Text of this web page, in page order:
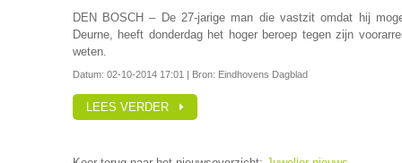
DEN BOSCH – De 27-jarige man die vastzit omdat hij
Deurne, heeft donderdag het hoger beroep tegen zijn
weten.
Datum: 02-10-2014 17:01 | Bron: Eindhovens Dagblad
LEES VERDER